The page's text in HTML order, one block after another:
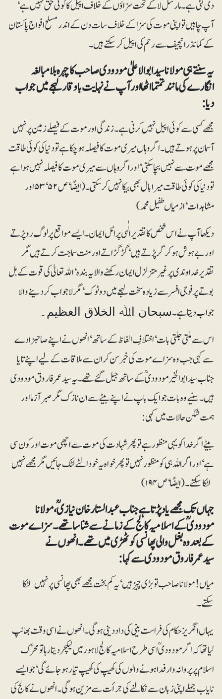
دی گئی ہے۔ مارشل لا کے تحت سزاؤں کے خلاف اپیل کا کوئی حق نہیں ہے‘
آپ چاہیں تو اپنی موت کی سزا کے خلاف سات دن کے اندر مسلح افواج پاکستان
کے کمانڈر انچیف سے رحم کی اپیل کر سکتے ہیں۔
یہ سنتے ہی مولانا سید ابوالاعلیٰ مودودی صاحب کا چہرہ بلا مبالغہ
انگارے کی مانند تمتما اٹھا اور آپ نے نہایت باوقار لہجے میں جواب
دیا:
مجھے کسی سے کوئی اپیل نہیں کرنی ہے۔ زندگی اور موت کے فیصلے زمین پر نہیں
آسمان پر ہوتے ہیں۔ اگر وہاں میری موت کا فیصلہ ہو چکا ہے تو دنیا کی کوئی طاقت
مجھے موت سے نہیں بچا سکتی‘ اور اگر وہاں سے میری موت کا فیصلہ نہیں ہوا ہے
تو دنیا کی کوئی طاقت میرا بال بھی بیکا نہیں کر سکتی۔(ایضًا‘ ص ۵۲‘ ۵۳ اور
مشاہدات‘ از میاں طفیل محمد)
دیکھا آپ نے اس شخص کا تقدیر الٰہی پر اٹل ایمان۔ ایسے مواقع پر لوگ رو پڑتے
اور بے ہوش ہو کر گر پڑتے ہیں‘ گڑ گڑاتے اور منت سماجت کرتے ہیں مگر
تقدیر خداوندی پر غیر متزلزل ایمان رکھنے والا یہ بندہ‘ اﷲ تعالیٰ کی قوت کے بل
بوتے پر فوجی افسر سے زیادہ سخت لہجے میں دو ٹوک‘ مگر لاجواب کر دینے والا
جواب دیتا ہے۔سبحان اﷲ الخلاق العظیم۔
اس سے ملتی جلتی بات‘ اختلافِ الفاظ کے ساتھ‘ انھوں نے اپنے صاحبزادے
سے کہی جب وہ سزاے موت کی خبر سن کر ان سے ملاقات کے لیے اپنے تایا
جناب سید ابوالخیر مودودیؒ کے ساتھ جیل گئے تھے۔ یہ سید عمرفاروق مودودی
ہیں۔ سنیے وہ بات جو ایک باپ نے اپنے بیٹے سے ان نازک مگر صبرآزما اور
ہمت شکن حالات میں کہی:
بیٹے اگر خدا کو یہی منظور ہے تو پھرشہادت کی موت سے اچھی موت اور کون سی
ہے‘ اور اگر اللہ ہی کو منظور نہیں تو پھر خواہ یہ خود الٹے لٹک جائیں مگر مجھے نہیں
لٹکا سکتے۔ (ایضًا‘ ص ۱۹۴)
جہاں تک مجھے یادپڑتا ہے جناب عبدالستار خان نیازیؒ، مولانا
مودودیؒ کے اسلامیہ کالج کے زمانے سے شناسا تھے۔ سزاے موت
کے بعد وہ بغل والی پھانسی کوٹھڑی میں تھے۔ انھوں نے
سیدعمرفاروق مودودی سے کہا:
میاں! مولانا صاحب تو بڑی چیز ہیں‘ یہ کم بخت مجھے بھی پھانسی پر نہیں لٹکا
سکتے۔
یہاں انگریز حکام کی فراست بینی کی داد دینی ہو گی۔ انھوں نے اسی وقت بھانپ
لیا تھا کہ اگر مودودیؒ اسی طرح اسلامیہ کالج لاہور میں لیکچر دیتا رہا تو محرّک
اسلام پر پروانہ وارفدا ہونے والوں کی کھیپ کی کھیپ تیار ہو جائے گی‘ جو ایسے
نایاب جملے اپنی زبان سے نکالنے کی جرأت سے مزین ہو گی۔ انھوں نے کالج کی